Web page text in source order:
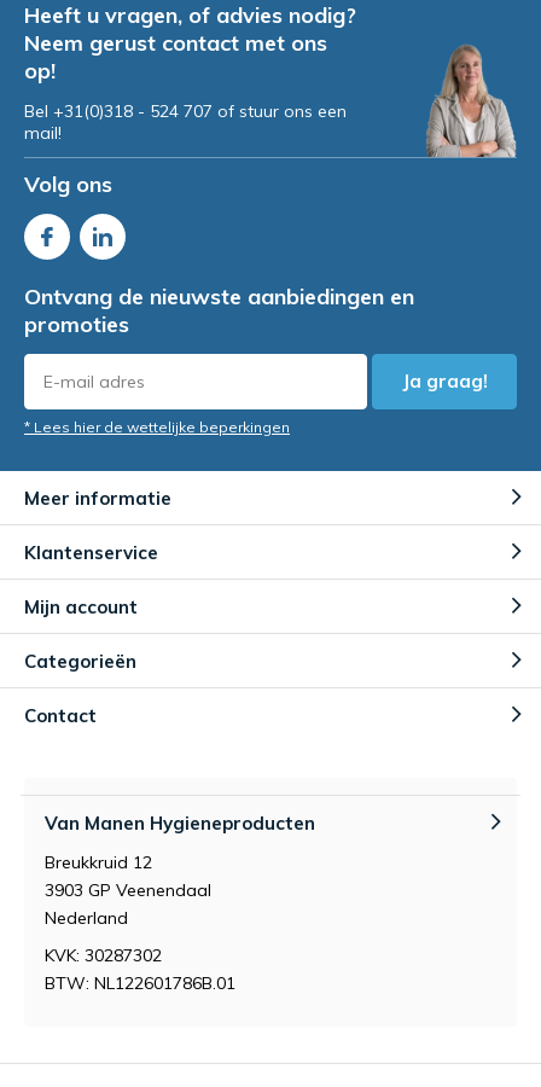
Heeft u vragen, of advies nodig?
Neem gerust contact met ons
op!
Bel +31(0)318 - 524 707 of stuur ons een
mail!
Volg ons
Ontvang de nieuwste aanbiedingen en
promoties
Ja graag!
* Lees hier de wettelijke beperkingen
Meer informatie
Klantenservice
Mijn account
Categorieën
Contact
Van Manen Hygieneproducten
Breukkruid 12
3903 GP Veenendaal
Nederland
KVK: 30287302
BTW: NL122601786B.01